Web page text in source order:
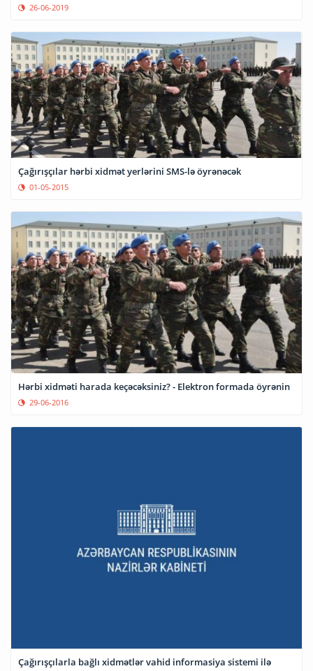
26-06-2019
Çağırışçılar hərbi xidmət yerlərini SMS-lə öyrənəcək
01-05-2015
Hərbi xidməti harada keçəcəksiniz? - Elektron formada öyrənin
29-06-2016
Çağırışçılarla bağlı xidmətlər vahid informasiya sistemi ilə